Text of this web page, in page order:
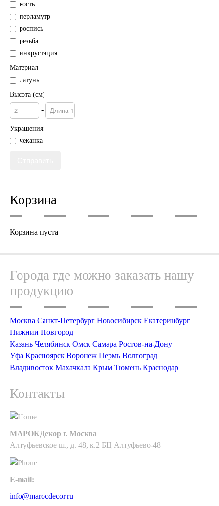
кость
перламутр
роспись
резьба
инкрустация
Материал
латунь
Высота (см)
-
Украшения
чеканка
Корзина
Корзина пуста
Города где можно заказать нашу
продукцию
Москва Санкт-Петербург Новосибирск Екатеринбург
Нижний Новгород
Казань Челябинск Омск Самара Ростов-на-Дону
Уфа Красноярск Воронеж Пермь Волгоград
Владивосток Махачкала Крым Тюмень Краснодар
Контакты
МАРОКДекор г. Москва
Алтуфьевское ш., д. 48, к.2 БЦ Алтуфьево-48
E-mail:
info@marocdecor.ru